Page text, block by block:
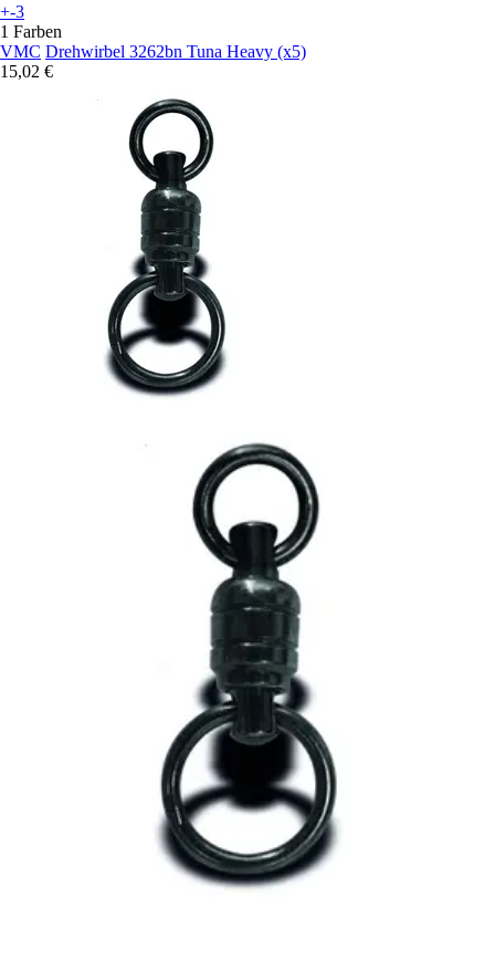
+-3
1 Farben
VMC Drehwirbel 3262bn Tuna Heavy (x5)
15,02 €